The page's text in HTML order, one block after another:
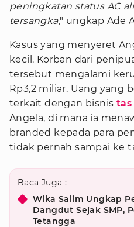
peningkatan status AC
tersangka," ungkap Ade
Kasus yang menyeret
kecil. Korban dari
tersebut mengalami
Rp3,2 miliar. Uang yang
terkait dengan bisnis tas
Angela, di mana ia
branded kepada para
tidak pernah sampai ke
Baca Juga :
Wika Salim Ungkap
Dangdut Sejak SMP,
Tetangga